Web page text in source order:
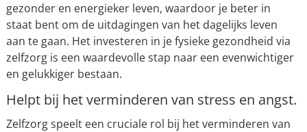
gezonder en energieker leven, waardoor je beter in
staat bent om de uitdagingen van het dagelijks leven
aan te gaan. Het investeren in je fysieke gezondheid via
zelfzorg is een waardevolle stap naar een evenwichtiger
en gelukkiger bestaan.
Helpt bij het verminderen van stress en angst.
Zelfzorg speelt een cruciale rol bij het verminderen van